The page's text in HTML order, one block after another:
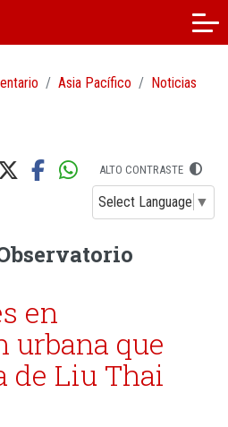
Asia Pacífico
Noticias
ALTO CONTRASTE
Select Language ▼
en
urbana que
de Liu Thai